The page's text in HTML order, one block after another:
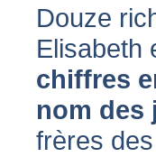
Douze
Elisabeth
chiffres
nom des
frères